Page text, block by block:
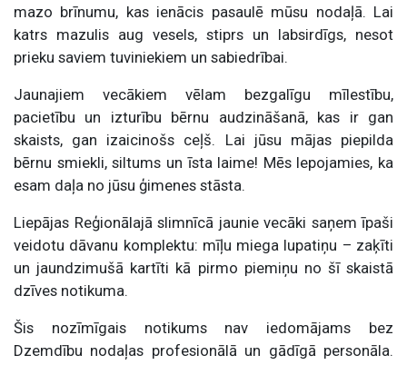
mazo brīnumu, kas ienācis pasaulē mūsu nodaļā. Lai
katrs mazulis aug vesels, stiprs un labsirdīgs, nesot
prieku saviem tuviniekiem un sabiedrībai.
Jaunajiem vecākiem vēlam bezgalīgu mīlestību,
pacietību un izturību bērnu audzināšanā, kas ir gan
skaists, gan izaicinošs ceļš. Lai jūsu mājas piepilda
bērnu smiekli, siltums un īsta laime! Mēs lepojamies, ka
esam daļa no jūsu ģimenes stāsta.
Liepājas Reģionālajā slimnīcā jaunie vecāki saņem īpaši
veidotu dāvanu komplektu: mīļu miega lupatiņu – zaķīti
un jaundzimušā kartīti kā pirmo piemiņu no šī skaistā
dzīves notikuma.
Šis nozīmīgais notikums nav iedomājams bez
Dzemdību nodaļas profesionālā un gādīgā personāla.